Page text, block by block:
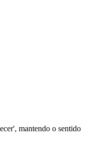
mantendo o sentido